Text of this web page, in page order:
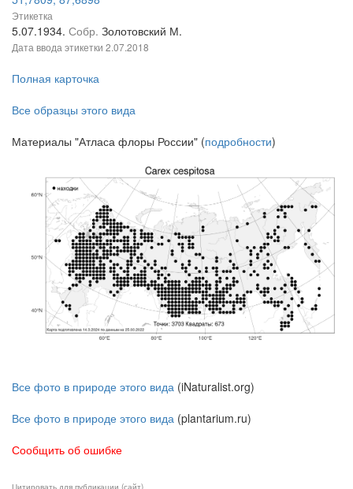
Этикетка
5.07.1934. Собр. Золотовский М.
Дата ввода этикетки 2.07.2018
Полная карточка
Все образцы этого вида
Материалы "Атласа флоры России" (подробности)
Все фото в природе этого вида (iNaturalist.org)
Все фото в природе этого вида (plantarium.ru)
Сообщить об ошибке